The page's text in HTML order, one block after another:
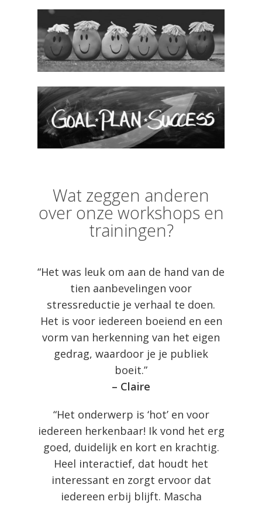
Wat zeggen anderen
over onze workshops en
trainingen?
“Het was leuk om aan de hand van de
tien aanbevelingen voor
stressreductie je verhaal te doen.
Het is voor iedereen boeiend en een
vorm van herkenning van het eigen
gedrag, waardoor je je publiek
boeit.”
– Claire
“Het onderwerp is ‘hot’ en voor
iedereen herkenbaar! Ik vond het erg
goed, duidelijk en kort en krachtig.
Heel interactief, dat houdt het
interessant en zorgt ervoor dat
iedereen erbij blijft. Mascha